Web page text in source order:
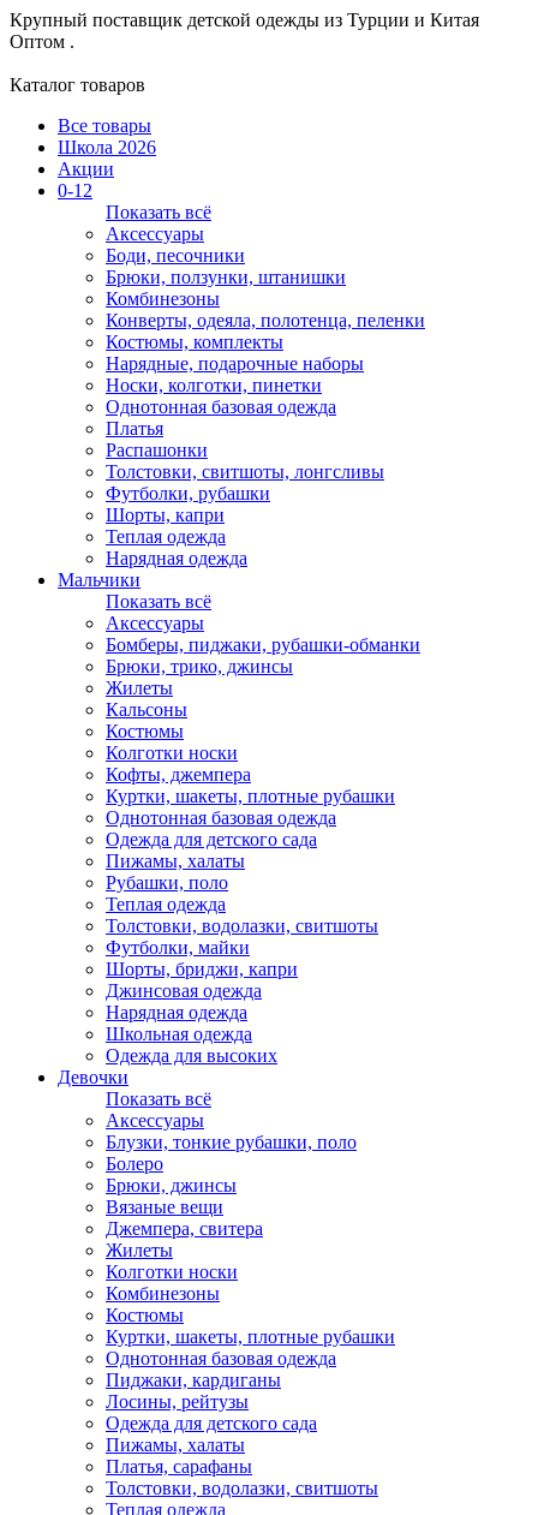
Крупный поставщик детской одежды из Турции и Китая
Оптом .
Каталог товаров
Все товары
Школа 2026
Акции
0-12
Показать всё
Аксессуары
Боди, песочники
Брюки, ползунки, штанишки
Комбинезоны
Конверты, одеяла, полотенца, пеленки
Костюмы, комплекты
Нарядные, подарочные наборы
Носки, колготки, пинетки
Однотонная базовая одежда
Платья
Распашонки
Толстовки, свитшоты, лонгсливы
Футболки, рубашки
Шорты, капри
Теплая одежда
Нарядная одежда
Мальчики
Показать всё
Аксессуары
Бомберы, пиджаки, рубашки-обманки
Брюки, трико, джинсы
Жилеты
Кальсоны
Костюмы
Колготки носки
Кофты, джемпера
Куртки, шакеты, плотные рубашки
Однотонная базовая одежда
Одежда для детского сада
Пижамы, халаты
Рубашки, поло
Теплая одежда
Толстовки, водолазки, свитшоты
Футболки, майки
Шорты, бриджи, капри
Джинсовая одежда
Нарядная одежда
Школьная одежда
Одежда для высоких
Девочки
Показать всё
Аксессуары
Блузки, тонкие рубашки, поло
Болеро
Брюки, джинсы
Вязаные вещи
Джемпера, свитера
Жилеты
Колготки носки
Комбинезоны
Костюмы
Куртки, шакеты, плотные рубашки
Однотонная базовая одежда
Пиджаки, кардиганы
Лосины, рейтузы
Одежда для детского сада
Пижамы, халаты
Платья, сарафаны
Толстовки, водолазки, свитшоты
Теплая одежда